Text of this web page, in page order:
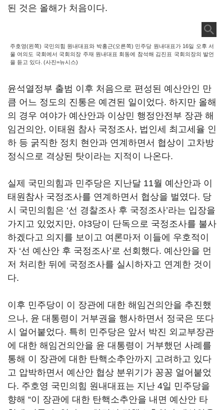
된 것은 올해가 처음이다.
주호영(왼쪽) 국민의힘 원내대표와 박홍근(오른쪽) 민주당 원내대표가 16일 오후 서
울 여의도 국회에서 국회의장 주재 원내대표 회동에 참석해 김진표 국회의장의 발언
을 듣고 있다. (사진=뉴시스)
윤석열정부 출범 이후 처음으로 편성된 예산안인 만
큼 어느 정도의 진통은 예견된 일이었다. 하지만 올해
의 경우 여야가 예산안과 이상민 행정안전부 장관 해
임건의안, 이태원 참사 국정조사, 법인세 최고세율 인
하 등 굵직한 정치 현안과 연계하면서 협상이 고차방
정식으로 격상된 탓이라는 지적이 나온다.
실제 국민의힘과 민주당은 지난달 11월 예산안과 이
태원참사 국정조사를 연계하면서 협상을 벌였다. 당
시 국민의힘은 ‘선 경찰조사 후 국정조사’라는 입장을
가지고 있었지만, 야3당이 단독으로 국정조사를 불사
하겠다고 의지를 보이고 여론마저 이들에 우호적이
자 ‘선 예산안 후 국정조사’로 선회했다. 예산안을 먼
저 처리한 뒤에 국정조사를 실시하자고 연계한 것이
다.
이후 민주당이 이 장관에 대한 해임건의안을 추진했
으나, 윤 대통령이 거부권을 행사하면서 정국은 또다
시 얼어붙었다. 특히 민주당은 앞서 박진 외교부장관
에 대한 해임건의안을 윤 대통령이 거부했던 사례를
통해 이 장관에 대한 탄핵소추안까지 고려하고 있다
고 압박하면서 예산안 협상 분위기가 꽁꽁 얼어붙었
다. 주호영 국민의힘 원내대표는 지난 4일 민주당을
향해 “이 장관에 대한 탄핵소추안을 내면 예산안 타